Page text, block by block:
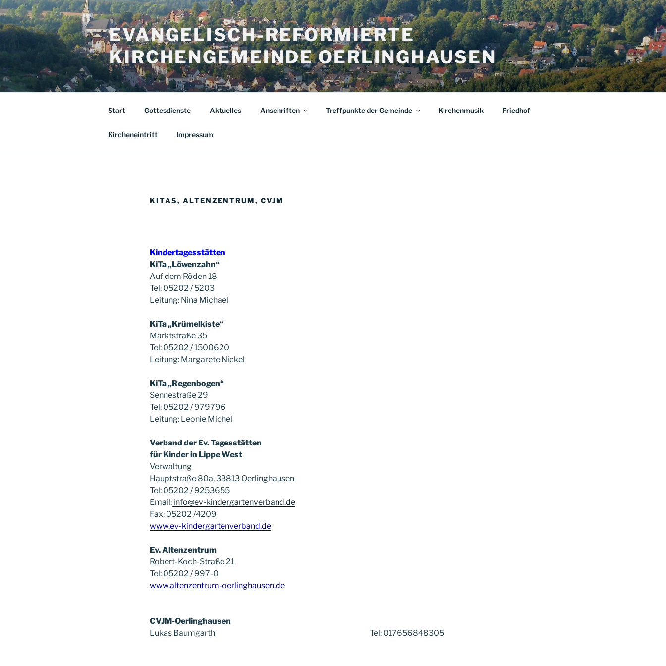
Zum
Inhalt
springen
EVANGELISCH-REFORMIERTE
KIRCHENGEMEINDE OERLINGHAUSEN
Start Gottesdienste Aktuelles Anschriften Treffpunkte der Gemeinde Kirchenmusik Friedhof
Kircheneintritt Impressum
KITAS, ALTENZENTRUM, CVJM
Kindertagesstätten
KiTa „Löwenzahn“
Auf dem Röden 18
Tel: 05202 / 5203
Leitung: Nina Michael
KiTa „Krümelkiste“
Marktstraße 35
Tel: 05202 / 1500620
Leitung: Margarete Nickel
KiTa „Regenbogen“
Sennestraße 29
Tel: 05202 / 979796
Leitung: Leonie Michel
Verband der Ev. Tagesstätten
für Kinder in Lippe West
Verwaltung
Hauptstraße 80a, 33813 Oerlinghausen
Tel: 05202 / 9253655
Email: info@ev-kindergartenverband.de
Fax: 05202 /4209
www.ev-kindergartenverband.de
Ev. Altenzentrum
Robert-Koch-Straße 21
Tel: 05202 / 997-0
www.altenzentrum-oerlinghausen.de
CVJM-Oerlinghausen
Lukas Baumgarth Tel: 017656848305